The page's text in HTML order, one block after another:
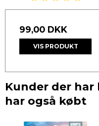
99,00 DKK
VIS PRODUKT
Kunder der
har også købt